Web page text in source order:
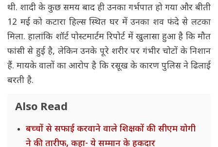
थी. शादी के कुछ समय बाद ही उनका गर्भपात हो गया और बीती
12 मई को कटारा हिल्स स्थित घर में उनका शव फंदे से लटका
मिला. हालांकि शॉर्ट पोस्टमार्टम रिपोर्ट में खुलासा हुआ है कि मौत
फांसी से हुई है, लेकिन उनके पूरे शरीर पर गंभीर चोटों के निशान
हैं. मायके वालों का आरोप है कि रसूख के कारण पुलिस ने ढिलाई
बरती है.
Also Read
बच्चों से सफाई करवाने वाले शिक्षकों की सीएम योगी
ने की तारीफ, कहा- ये सम्मान के हकदार